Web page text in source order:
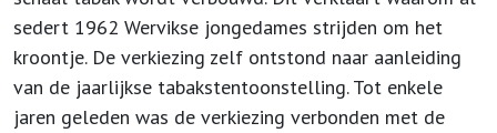
sedert 1962 Wervikse jongedames strijden om het
kroontje. De verkiezing zelf ontstond naar aanleiding
van de jaarlijkse tabakstentoonstelling. Tot enkele
jaren geleden was de verkiezing verbonden met de